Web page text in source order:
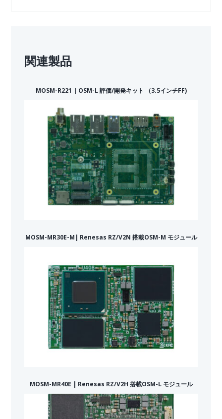
関連製品
MOSM-R221 | OSM-L 評価/開発キット （3.5インチFF)
MOSM-MR30E-M| Renesas RZ/V2N 搭載OSM-M モジュール
MOSM-MR40E | Renesas RZ/V2H 搭載OSM-L モジュール